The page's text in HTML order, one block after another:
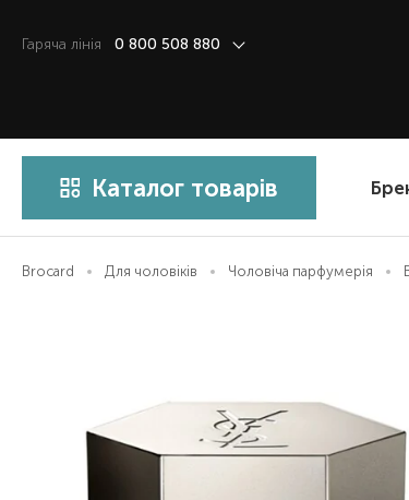
Гаряча лiнiя 0 800 508 880
Каталог товарів
Brocard Для чоловіків Чоловіча парфумерія